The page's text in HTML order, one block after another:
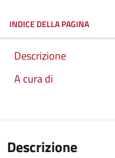
INDICE DELLA PAGINA
Descrizione
A cura di
Descrizione